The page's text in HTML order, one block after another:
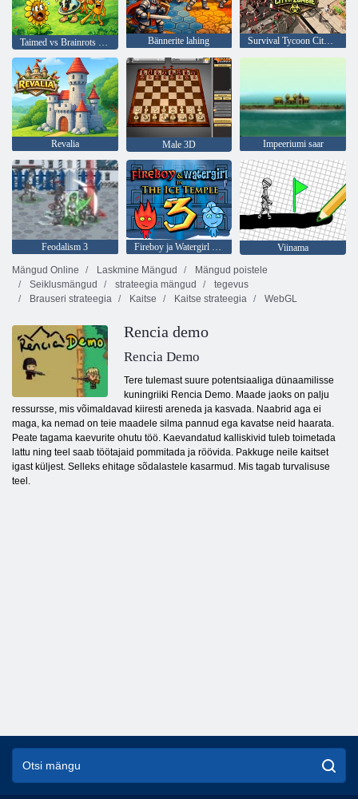
Bännerite lahing Survival Tycoon City of Zombie
Revalia Male 3D Impeeriumi saar
Feodalism 3 Fireboy ja Watergirl 3: jäätempel
Viinama
Mängud Online
Laskmine Mängud
Mängud poistele
Seiklusmängud
strateegia mängud
tegevus
Brauseri strateegia
Kaitse Kaitse strateegia WebGL
Rencia demo
Rencia Demo
Tere tulemast suure potentsiaaliga dünaamilisse
kuningriiki Rencia Demo. Maade jaoks on palju
ressursse, mis võimaldavad kiiresti areneda ja kasvada. Naabrid aga ei
maga, ka nemad on teie maadele silma pannud ega kavatse neid haarata.
Peate tagama kaevurite ohutu töö. Kaevandatud kalliskivid tuleb toimetada
lattu ning teel saab töötajaid pommitada ja röövida. Pakkuge neile kaitset
igast küljest. Selleks ehitage sõdalastele kasarmud. Mis tagab turvalisuse
teel.